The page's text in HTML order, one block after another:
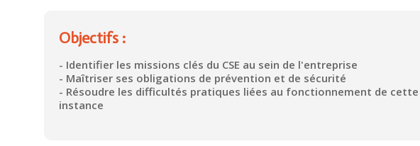
Objectifs :
- Identifier les missions clés du CSE au sein de l'entreprise
- Maîtriser ses obligations de prévention et de sécurité
- Résoudre les difficultés pratiques liées au fonctionnement de cette
instance